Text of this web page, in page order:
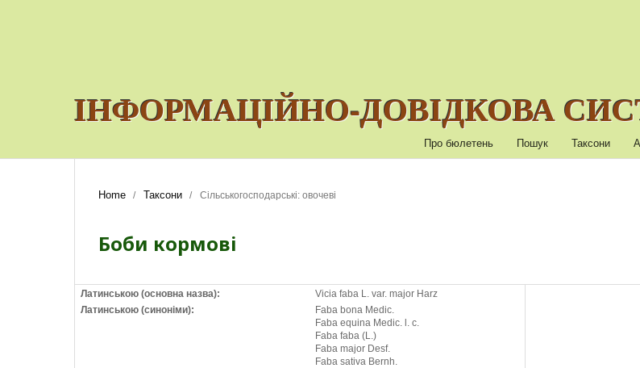
ІНФОРМАЦІЙНО-ДОВІДКОВА
Про бюлетень Пошук Таксони
Home / Таксони / Сільськогосподарські: овочеві
Боби кормові
Латинською (основна назва):
Vicia faba L. var. major Harz
Латинською (синоніми):
Faba bona Medic.
Faba equina Medic. l. c.
Faba faba (L.)
Faba major Desf.
Faba sativa Bernh.